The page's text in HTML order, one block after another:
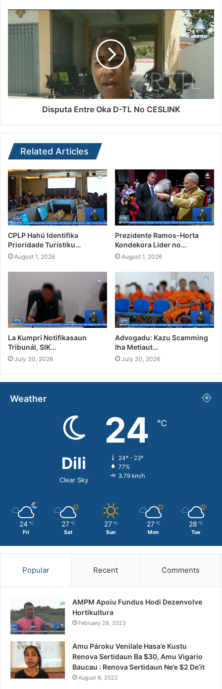
Disputa Entre Oka D-TL No CESLINK
Related Articles
CPLP Hahú Identifika
Prioridade Turístiku…
August 1, 2026
Prezidente Ramos-Horta
Kondekora Líder no…
August 1, 2026
La Kumpri Notifikasaun
Tribunál, SIK…
July 30, 2026
Advogadu: Kazu Scamming
Iha Metiaut…
July 30, 2026
Weather
Dili
Clear Sky
24 ℃
24º - 23º
77%
3.79 km/h
24 ℃
Fri
27 ℃
Sat
27 ℃
Sun
27 ℃
Mon
28 ℃
Tue
Popular Recent Comments
AMPM Apoiu Fundus Hodi Dezenvolve
Hortikultura
February 28, 2023
Amu Pároku Venilale Hasa’e Kustu
Renova Sertidaun Ba $30, Amu Vigario
Baucau : Renova Sertidaun Ne’e $2 De’it
August 8, 2022